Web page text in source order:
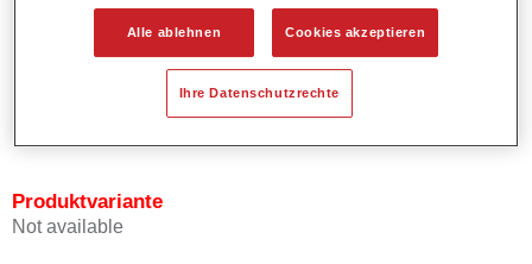
1,5 Spritzgängen.
Bietet ein gutes Standvermögen.
Verfügt über ein hohes Deckvermögen.
Besitzt eine hohe Farbtongenauigkeit.
Produktvariante
Not available
Alle ablehnen Cookies akzeptieren
Ihre Datenschutzrechte